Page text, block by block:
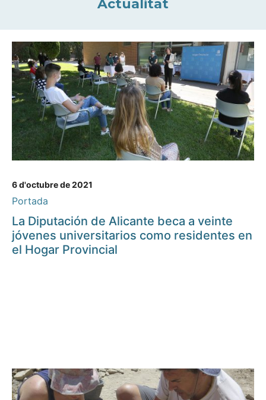
Actualitat
6 d'octubre de 2021
Portada
La Diputación de Alicante beca a veinte
jóvenes universitarios como residentes en
el Hogar Provincial